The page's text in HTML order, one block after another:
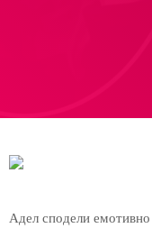
Адел сподели